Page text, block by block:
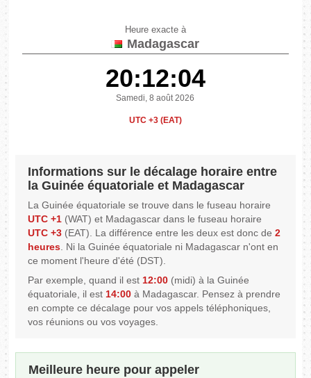
Heure exacte à
Madagascar
20:12:04
Samedi, 8 août 2026
UTC +3 (EAT)
Informations sur le décalage horaire entre
la Guinée équatoriale et Madagascar
La Guinée équatoriale se trouve dans le fuseau horaire
UTC +1 (WAT) et Madagascar dans le fuseau horaire
UTC +3 (EAT). La différence entre les deux est donc de2
heures. Ni la Guinée équatoriale ni Madagascar n'ont en
ce moment l'heure d'été (DST).
Par exemple, quand il est12:00 (midi) à la Guinée
équatoriale, il est14:00 à Madagascar. Pensez à prendre
en compte ce décalage pour vos appels téléphoniques,
vos réunions ou vos voyages.
Meilleure heure pour appeler